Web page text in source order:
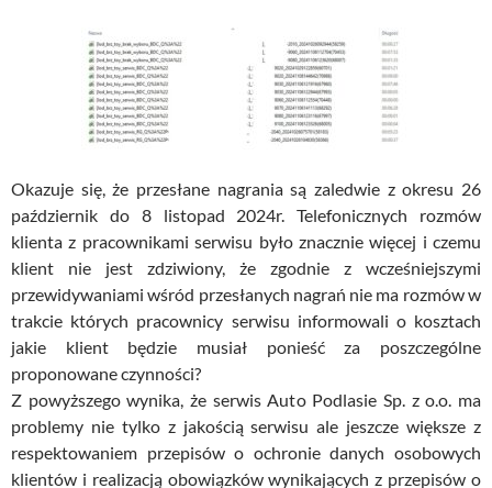
Okazuje się, że przesłane nagrania są zaledwie z okresu 26
październik do 8 listopad 2024r. Telefonicznych rozmów
klienta z pracownikami serwisu było znacznie więcej i czemu
klient nie jest zdziwiony, że zgodnie z wcześniejszymi
przewidywaniami wśród przesłanych nagrań nie ma rozmów w
trakcie których pracownicy serwisu informowali o kosztach
jakie klient będzie musiał ponieść za poszczególne
proponowane czynności?
Z powyższego wynika, że serwis Auto Podlasie Sp. z o.o. ma
problemy nie tylko z jakością serwisu ale jeszcze większe z
respektowaniem przepisów o ochronie danych osobowych
klientów i realizacją obowiązków wynikających z przepisów o